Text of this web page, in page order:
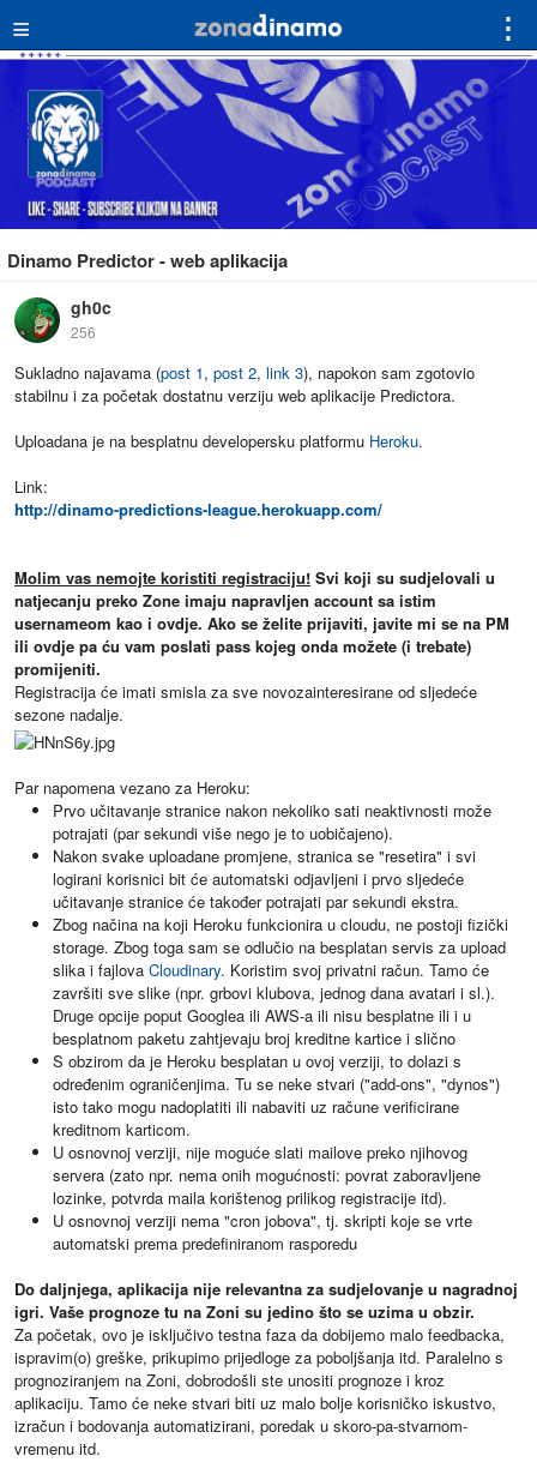
≡ ⋮
Dinamo Predictor - web aplikacija
gh0c
256
Sukladno najavama (post 1, post 2, link 3), napokon sam zgotovio
stabilnu i za početak dostatnu verziju web aplikacije Predictora.
Uploadana je na besplatnu developersku platformu Heroku.
Link:
http://dinamo-predictions-league.herokuapp.com/
Molim vas nemojte koristiti registraciju! Svi koji su sudjelovali u
natjecanju preko Zone imaju napravljen account sa istim
usernameom kao i ovdje. Ako se želite prijaviti, javite mi se na PM
ili ovdje pa ću vam poslati pass kojeg onda možete (i trebate)
promijeniti.
Registracija će imati smisla za sve novozainteresirane od sljedeće
sezone nadalje.
Par napomena vezano za Heroku:
Prvo učitavanje stranice nakon nekoliko sati neaktivnosti može
potrajati (par sekundi više nego je to uobičajeno).
Nakon svake uploadane promjene, stranica se "resetira" i svi
logirani korisnici bit će automatski odjavljeni i prvo sljedeće
učitavanje stranice će također potrajati par sekundi ekstra.
Zbog načina na koji Heroku funkcionira u cloudu, ne postoji fizički
storage. Zbog toga sam se odlučio na besplatan servis za upload
slika i fajlova Cloudinary. Koristim svoj privatni račun. Tamo će
završiti sve slike (npr. grbovi klubova, jednog dana avatari i sl.).
Druge opcije poput Googlea ili AWS-a ili nisu besplatne ili i u
besplatnom paketu zahtjevaju broj kreditne kartice i slično
S obzirom da je Heroku besplatan u ovoj verziji, to dolazi s
određenim ograničenjima. Tu se neke stvari ("add-ons", "dynos")
isto tako mogu nadoplatiti ili nabaviti uz račune verificirane
kreditnom karticom.
U osnovnoj verziji, nije moguće slati mailove preko njihovog
servera (zato npr. nema onih mogućnosti: povrat zaboravljene
lozinke, potvrda maila korištenog prilikog registracije itd).
U osnovnoj verziji nema "cron jobova", tj. skripti koje se vrte
automatski prema predefiniranom rasporedu
Do daljnjega, aplikacija nije relevantna za sudjelovanje u nagradnoj
igri. Vaše prognoze tu na Zoni su jedino što se uzima u obzir.
Za početak, ovo je isključivo testna faza da dobijemo malo feedbacka,
ispravim(o) greške, prikupimo prijedloge za poboljšanja itd. Paralelno s
prognoziranjem na Zoni, dobrodošli ste unositi prognoze i kroz
aplikaciju. Tamo će neke stvari biti uz malo bolje korisničko iskustvo,
izračun i bodovanja automatizirani, poredak u skoro-pa-stvarnom-
vremenu itd.